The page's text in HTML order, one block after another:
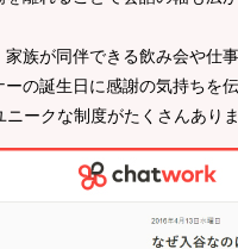
家族が同伴できる飲み会や仕
ーの誕生日に感謝の気持ちを
ニークな制度がたくさんありま